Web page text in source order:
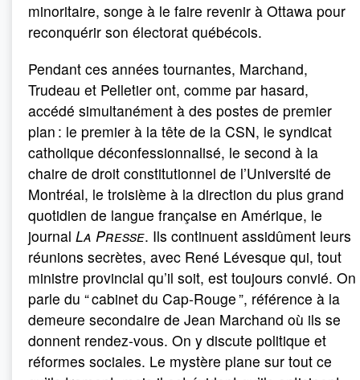
minoritaire, songe à le faire revenir à Ottawa pour
reconquérir son électorat québécois.
Pendant ces années tournantes, Marchand,
Trudeau et Pelletier ont, comme par hasard,
accédé simultanément à des postes de premier
plan : le premier à la tête de la CSN, le syndicat
catholique déconfessionnalisé, le second à la
chaire de droit constitutionnel de l’Université de
Montréal, le troisième à la direction du plus grand
quotidien de langue française en Amérique, le
journal La Presse. Ils continuent assidûment leurs
réunions secrètes, avec René Lévesque qui, tout
ministre provincial qu’il soit, est toujours convié. On
parle du “ cabinet du Cap-Rouge ”, référence à la
demeure secondaire de Jean Marchand où ils se
donnent rendez-vous. On y discute politique et
réformes sociales. Le mystère plane sur tout ce